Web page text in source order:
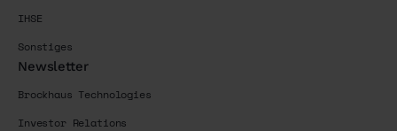
IHSE
Sonstiges
Newsletter
Brockhaus Technologies
Investor Relations